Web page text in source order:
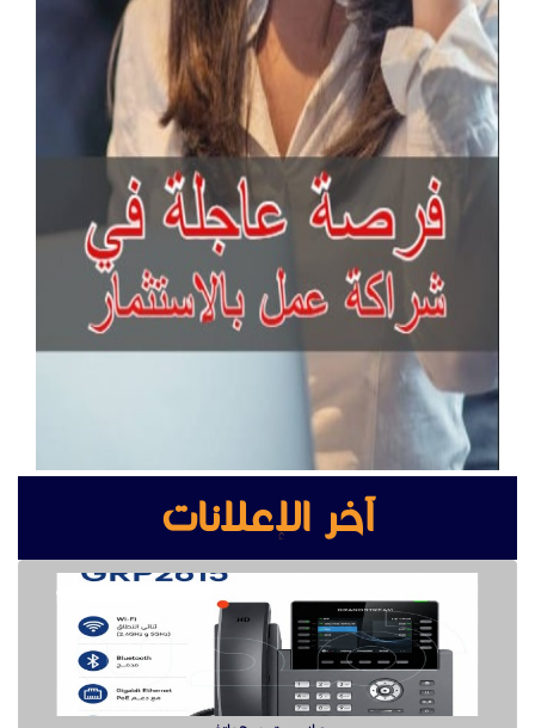
آخر الإعلانات
جراند ستريم هواتف
سويتش ريجي لشبكة أكثر مرونة هنا